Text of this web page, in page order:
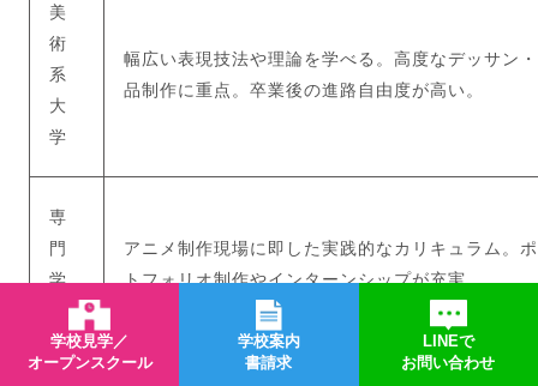
美
術
系
大
学
幅広い表現技法や理論を学べる。高度なデッサン
品制作に重点。卒業後の進路自由度が高い。
専
門
学
アニメ制作現場に即した実践的なカリキュラム。
トフォリオ制作やインターンシップが充実。
学校見学／
オープンスクール
学校案内
書請求
LINEで
お問い合わせ